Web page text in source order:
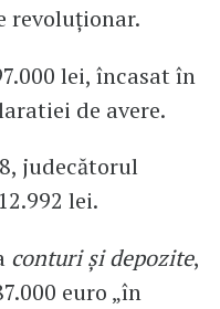
revoluționar.
lei, încasat în
de avere.
judecătorul
lei.
conturi și depozite,
euro „în